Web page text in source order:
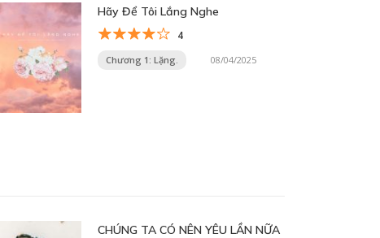
Hãy Để Tôi Lắng Nghe
4
Chương 1: Lặng. 08/04/2025
CHÚNG TA CÓ NÊN YÊU LẦN NỮA